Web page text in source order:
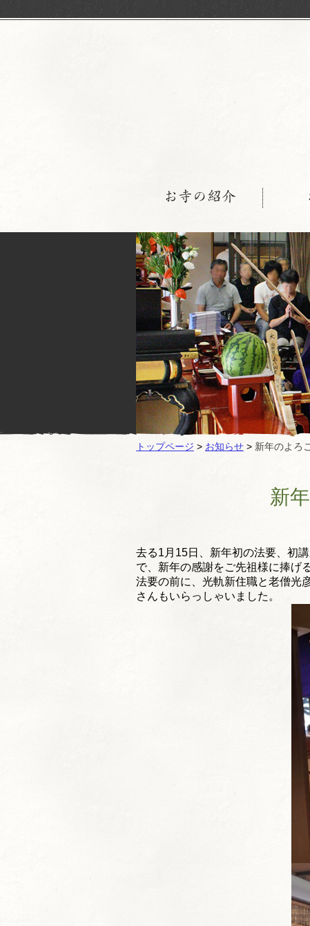
お寺の紹介
トップページ > お知らせ > 新年のよろ
新
去る1月15日、新年初の法要、初
で、 新年の感謝をご先祖様に捧げ
法要の前に、 光軌新住職と老僧光
さんもいらっしゃいました 。